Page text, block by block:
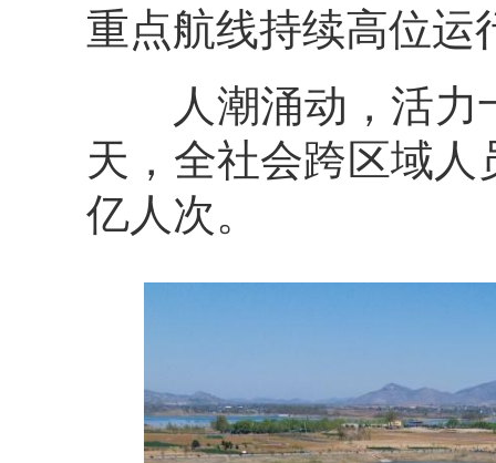
重点航线持续高位运
人潮涌动，活力
天，全社会跨区域人
亿人次。